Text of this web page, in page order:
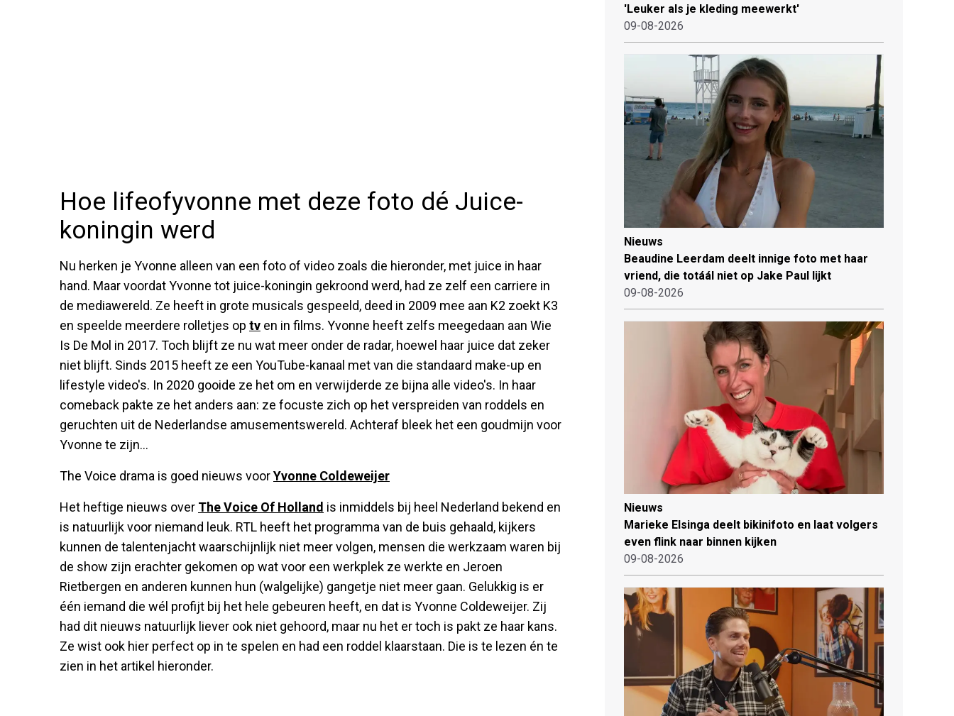
Hoe lifeofyvonne met deze foto dé Juice-
koningin werd
Nu herken je Yvonne alleen van een foto of video zoals die hieronder, met juice in haar
hand. Maar voordat Yvonne tot juice-koningin gekroond werd, had ze zelf een carriere in
de mediawereld. Ze heeft in grote musicals gespeeld, deed in 2009 mee aan K2 zoekt K3
en speelde meerdere rolletjes op tv en in films. Yvonne heeft zelfs meegedaan aan Wie
Is De Mol in 2017. Toch blijft ze nu wat meer onder de radar, hoewel haar juice dat zeker
niet blijft. Sinds 2015 heeft ze een YouTube-kanaal met van die standaard make-up en
lifestyle video's. In 2020 gooide ze het om en verwijderde ze bijna alle video's. In haar
comeback pakte ze het anders aan: ze focuste zich op het verspreiden van roddels en
geruchten uit de Nederlandse amusementswereld. Achteraf bleek het een goudmijn voor
Yvonne te zijn...
The Voice drama is goed nieuws voorYvonne Coldeweijer
Het heftige nieuws over The Voice Of Holland is inmiddels bij heel Nederland bekend en
is natuurlijk voor niemand leuk. RTL heeft het programma van de buis gehaald, kijkers
kunnen de talentenjacht waarschijnlijk niet meer volgen, mensen die werkzaam waren bij
de show zijn erachter gekomen op wat voor een werkplek ze werkte en Jeroen
Rietbergen en anderen kunnen hun (walgelijke) gangetje niet meer gaan. Gelukkig is er
één iemand die wél profijt bij het hele gebeuren heeft, en dat is Yvonne Coldeweijer. Zij
had dit nieuws natuurlijk liever ook niet gehoord, maar nu het er toch is pakt ze haar kans.
Ze wist ook hier perfect op in te spelen en had een roddel klaarstaan. Die is te lezen én te
zien in het artikel hieronder.
'Leuker als je kleding meewerkt'
09-08-2026
Nieuws
Beaudine Leerdam deelt innige foto met haar
vriend, die totáál niet op Jake Paul lijkt
09-08-2026
Nieuws
Marieke Elsinga deelt bikinifoto en laat volgers
even flink naar binnen kijken
09-08-2026